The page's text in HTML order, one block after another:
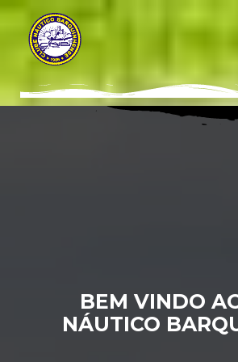
BEM VINDO
NÁUTICO